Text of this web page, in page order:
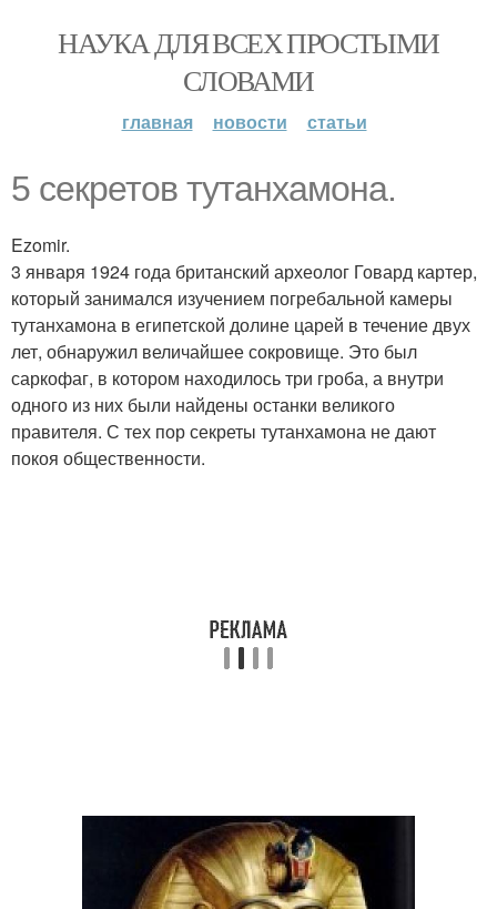
НАУКА ДЛЯ ВСЕХ ПРОСТЫМИ
СЛОВАМИ
главная новости статьи
5 секретов тутанхамона.
Ezomir.
3 января 1924 года британский археолог Говард картер,
который занимался изучением погребальной камеры
тутанхамона в египетской долине царей в течение двух
лет, обнаружил величайшее сокровище. Это был
саркофаг, в котором находилось три гроба, а внутри
одного из них были найдены останки великого
правителя. С тех пор секреты тутанхамона не дают
покоя общественности.